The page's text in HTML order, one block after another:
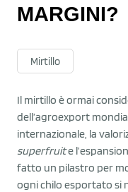
MARGINI?
Mirtillo
Il mirtillo è ormai
dell’agroexport
internazionale, la
superfruite
fatto un pilastro per
ogni chilo esportato si